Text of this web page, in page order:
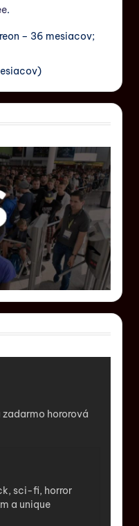
.
– 36 mesiacov;
zadarmo hororová
sci-fi, horror
a unique